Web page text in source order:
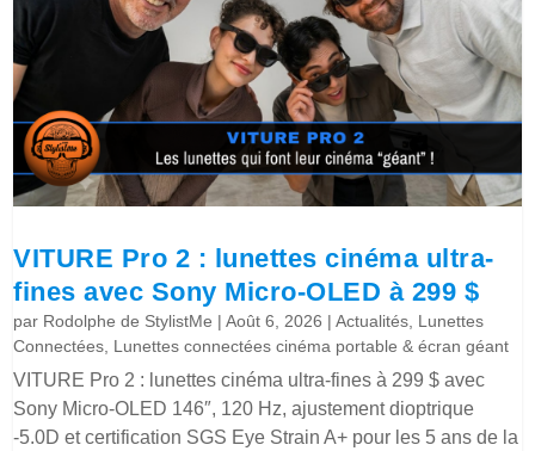
VITURE Pro 2 : lunettes cinéma ultra-
fines avec Sony Micro-OLED à 299 $
par Rodolphe de StylistMe |Août 6, 2026 |Actualités Lunettes
Connectées Lunettes connectées cinéma portable & écran géant
VITURE Pro 2 : lunettes cinéma ultra-fines à 299 $ avec
Sony Micro-OLED 146″, 120 Hz, ajustement dioptrique
-5.0D et certification SGS Eye Strain A+ pour les 5 ans de la